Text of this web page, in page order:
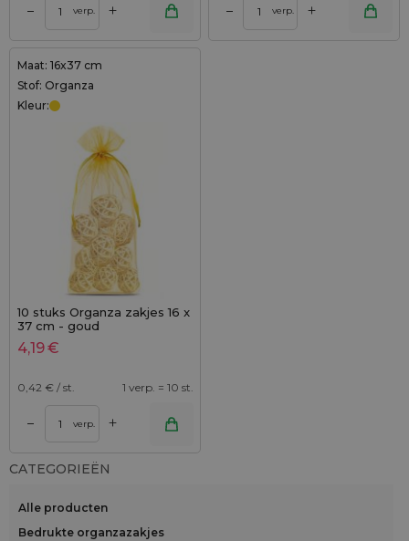
– verp. + – verp. +
Maat: 16x37 cm
Stof: Organza
Kleur:
10 stuks Organza zakjes 16 x
37 cm - goud
4,19€
0,42 € / st. 1 verp. = 10 st.
– verp. +
CATEGORIEËN
Alle producten
Bedrukte organzazakjes